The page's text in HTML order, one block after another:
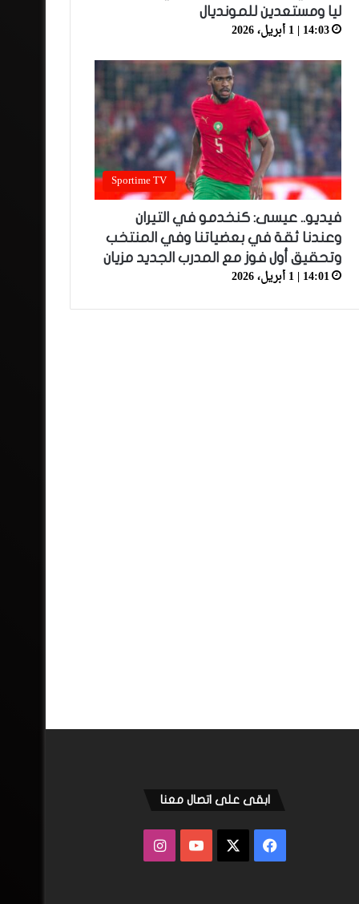
ليا ومستعدين للمونديال
14:03 | 1 أبريل، 2026
Sportime TV
فيديو.. عيسى: كنخدمو في التيران
وعندنا ثقة في بعضياتنا وفي المنتخب
وتحقيق أول فوز مع المدرب الجديد مزيان
14:01 | 1 أبريل، 2026
ابقى على اتصال معنا
فيسبوك ‫YouTubeانستقرام